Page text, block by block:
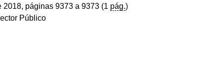
2018, páginas 9373 a 9373 (1 pág.)
Público